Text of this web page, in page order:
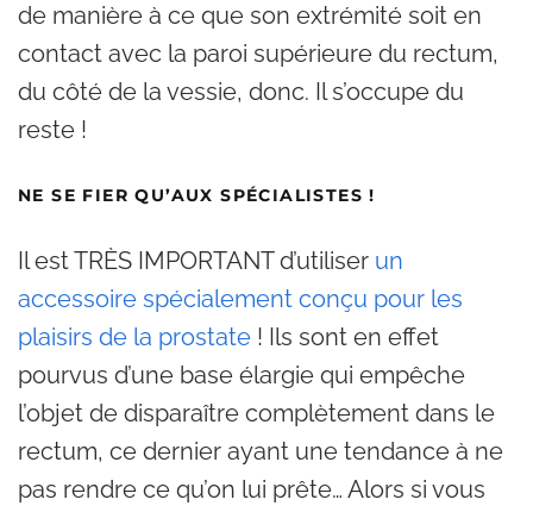
de manière à ce que son extrémité soit en
contact avec la paroi supérieure du rectum,
du côté de la vessie, donc. Il s’occupe du
reste !
NE SE FIER QU’AUX SPÉCIALISTES !
Il est TRÈS IMPORTANT d’utiliser un
accessoire spécialement conçu pour les
plaisirs de la prostate ! Ils sont en effet
pourvus d’une base élargie qui empêche
l’objet de disparaître complètement dans le
rectum, ce dernier ayant une tendance à ne
pas rendre ce qu’on lui prête… Alors si vous